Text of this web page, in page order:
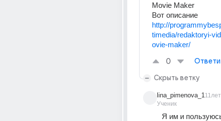
Movie Maker
Вот описание
http://
timedia/redaktoryi-
ovie-maker/
0
Скрыть ветку
lina_pimenova_1
Ученик
11лет
Я им и